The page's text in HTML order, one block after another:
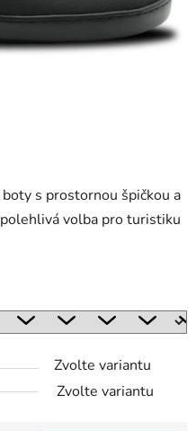
s prostornou špičkou a
volba pro turistiku
Zvolte variantu
Zvolte variantu